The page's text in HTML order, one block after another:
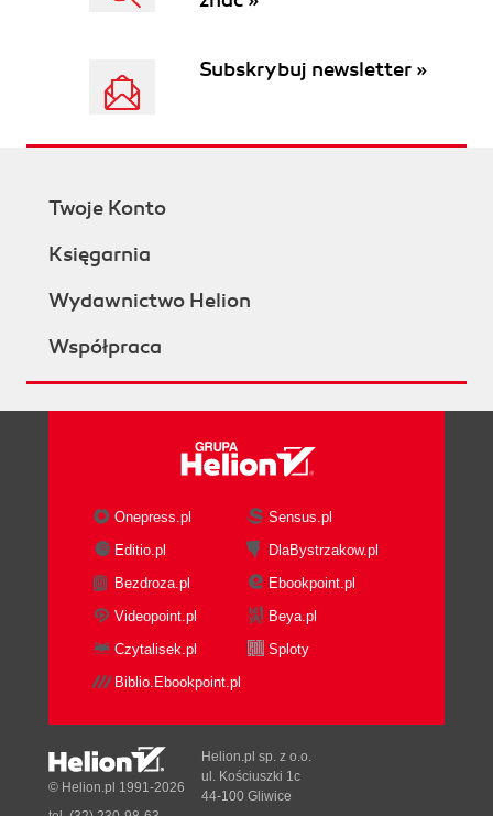
Subskrybuj newsletter »
Twoje Konto
Księgarnia
Wydawnictwo Helion
Współpraca
Onepress.pl
Sensus.pl
Editio.pl
DlaBystrzakow.pl
Bezdroza.pl
Ebookpoint.pl
Videopoint.pl
Beya.pl
Czytalisek.pl
Sploty
Biblio.Ebookpoint.pl
© Helion.pl 1991-2026
Helion.pl sp. z o.o.
ul. Kościuszki 1c
44-100 Gliwice